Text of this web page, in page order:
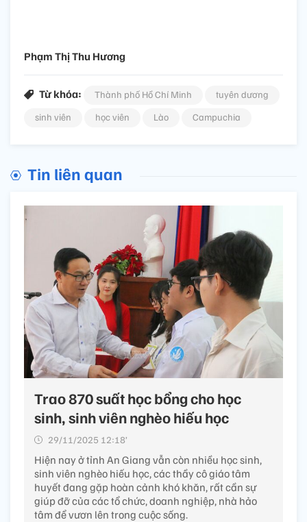
Phạm Thị Thu Hương
Từ khóa: Thành phố Hồ Chí Minh
tuyên dương
sinh viên
học viên Lào Campuchia
Tin liên quan
Trao 870 suất học bổng cho học
sinh, sinh viên nghèo hiếu học
29/11/2025 12:18’
Hiện nay ở tỉnh An Giang vẫn còn nhiều học sinh,
sinh viên nghèo hiếu học, các thầy cô giáo tâm
huyết đang gặp hoàn cảnh khó khăn, rất cần sự
giúp đỡ của các tổ chức, doanh nghiệp, nhà hảo
tâm để vươn lên trong cuộc sống.